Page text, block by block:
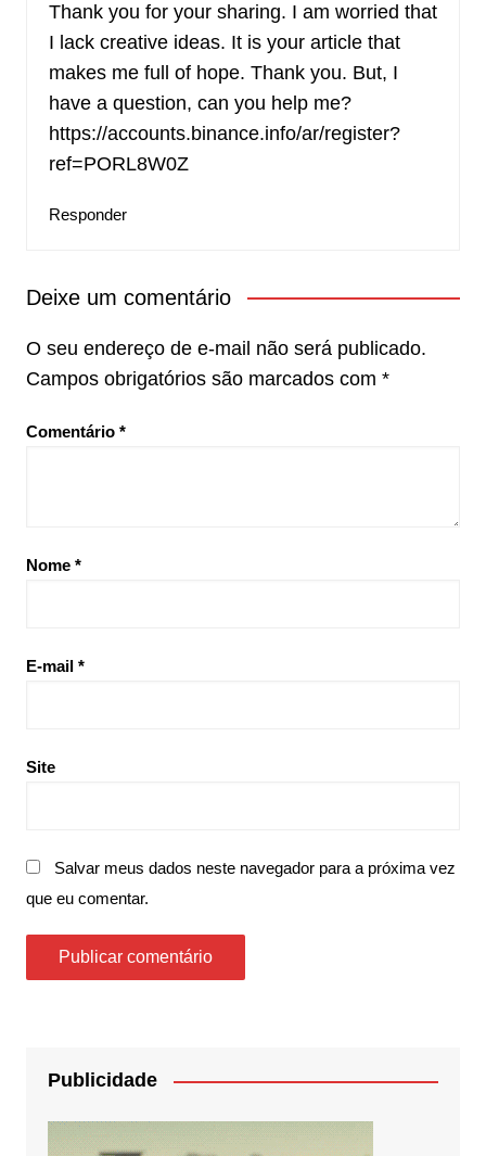
Thank you for your sharing. I am worried that
I lack creative ideas. It is your article that
makes me full of hope. Thank you. But, I
have a question, can you help me?
https://accounts.binance.info/ar/register?
ref=PORL8W0Z
Responder
Deixe um comentário
O seu endereço de e-mail não será publicado.
Campos obrigatórios são marcados com *
Comentário *
Nome *
E-mail *
Site
Salvar meus dados neste navegador para a próxima vez
que eu comentar.
Publicidade